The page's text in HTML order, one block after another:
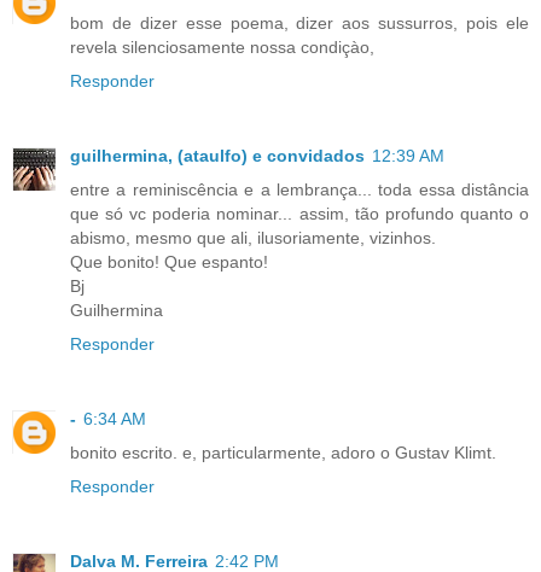
bom de dizer esse poema, dizer aos sussurros, pois ele
revela silenciosamente nossa condiçào,
Responder
guilhermina, (ataulfo) e convidados 12:39 AM
entre a reminiscência e a lembrança... toda essa distância
que só vc poderia nominar... assim, tão profundo quanto o
abismo, mesmo que ali, ilusoriamente, vizinhos.
Que bonito! Que espanto!
Bj
Guilhermina
Responder
- 6:34 AM
bonito escrito. e, particularmente, adoro o Gustav Klimt.
Responder
Dalva M. Ferreira 2:42 PM